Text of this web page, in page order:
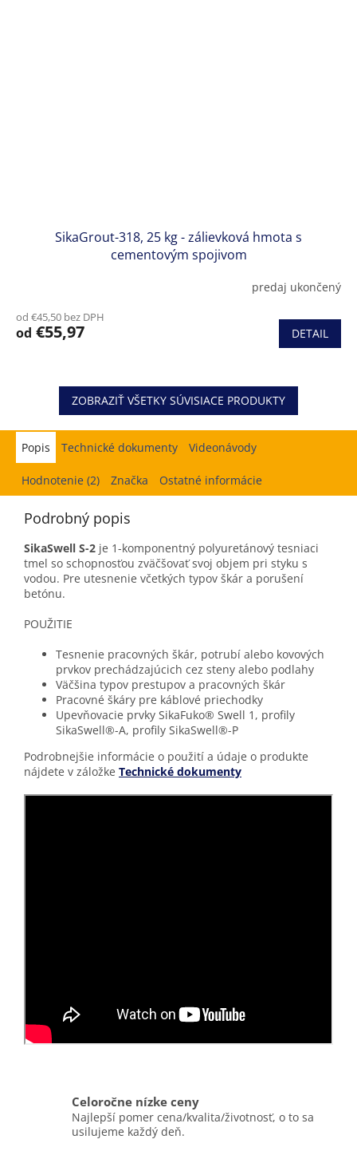
SikaGrout-318, 25 kg - zálievková hmota s
cementovým spojivom
predaj ukončený
od €45,50 bez DPH
od €55,97 DETAIL
ZOBRAZIŤ VŠETKY SÚVISIACE PRODUKTY
Popis
Hodnotenie (2) Značka Ostatné informácie
Podrobný popis
SikaSwell S-2 je 1-komponentný polyuretánový tesniaci
tmel so schopnosťou zväčšovať svoj objem pri styku s
vodou. Pre utesnenie včetkých typov škár a porušení
betónu.
POUŽITIE
Tesnenie pracovných škár, potrubí alebo kovových
prvkov prechádzajúcich cez steny alebo podlahy
Väčšina typov prestupov a pracovných škár
Pracovné škáry pre káblové priechodky
Upevňovacie prvky SikaFuko® Swell 1, profily
SikaSwell®-A, profily SikaSwell®-P
Podrobnejšie informácie o použití a údaje o produkte
nájdete v záložke Technické dokumenty
Celoročne nízke ceny
Najlepší pomer cena/kvalita/životnosť, o to sa
usilujeme každý deň.